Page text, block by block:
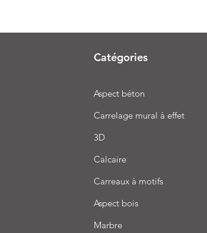
Catégories
Aspect béton
Carrelage mural à effet
3D
Calcaire
Carreaux à motifs
Aspect bois
Marbre